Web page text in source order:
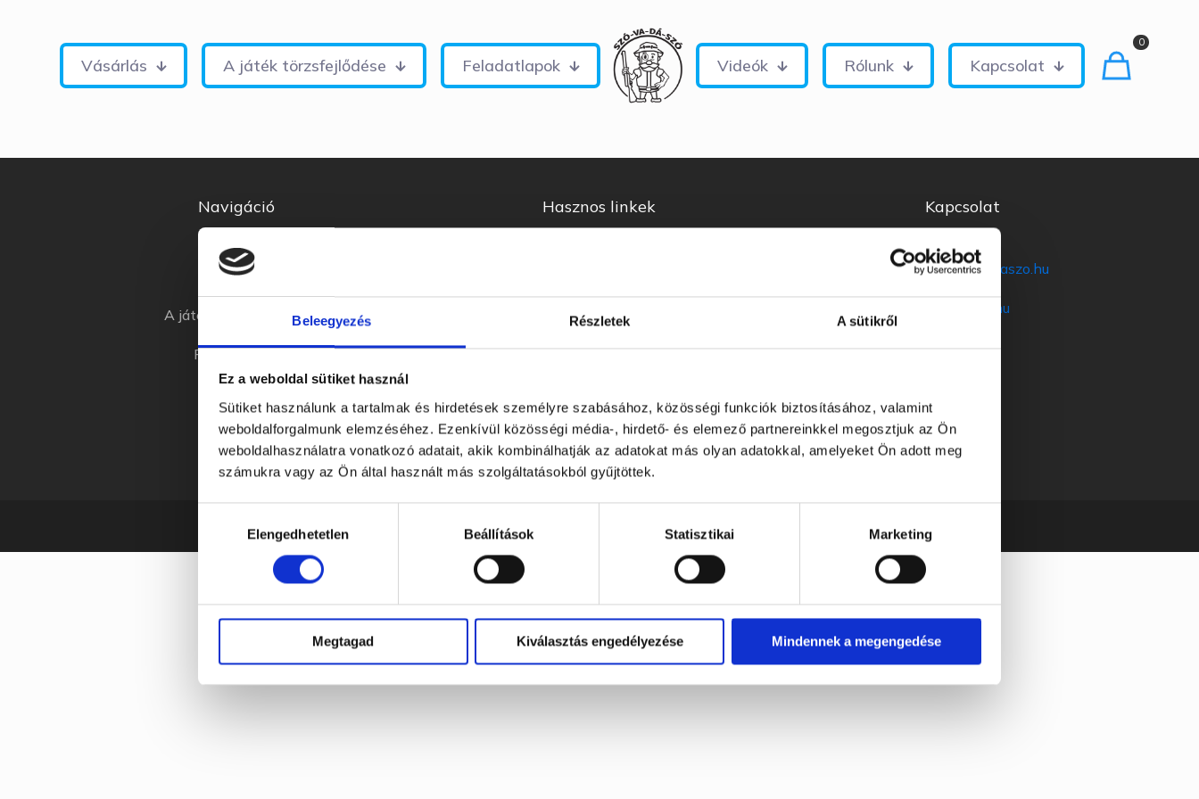
Beleegyezés Részletek A sütikről
Ez a weboldal sütiket használ
Sütiket használunk a tartalmak és hirdetések személyre szabásához, közösségi funkciók biztosításához, valamint
weboldalforgalmunk elemzéséhez. Ezenkívül közösségi média-, hirdető- és elemező partnereinkkel megosztjuk az Ön
weboldalhasználatra vonatkozó adatait, akik kombinálhatják az adatokat más olyan adatokkal, amelyeket Ön adott meg
számukra vagy az Ön által használt más szolgáltatásokból gyűjtöttek.
kiválasztásaElengedhetetlen Beállítások Statisztikai Marketing
Megtagad Kiválasztás engedélyezése Mindennek a megengedése
Vásárlás A játék törzsfejlődése Feladatlapok Videók Rólunk Kapcsolat
0
Navigáció
Vásárlás
A játék törzsfejlődése
Feladatlapok
Rólunk
Kapcsolat
Hasznos linkek
Szó-va-dá-szó kiegészitó csomag Adatkezelési
Word-hun-ter & Wör-ter-jäger Privacy policy
Impresszum
Kapcsolat
kapcsolat@szovadaszo.hu
szovadaszo.hu
© 2025, szovadaszo.hu, Minden jog fenntartva.